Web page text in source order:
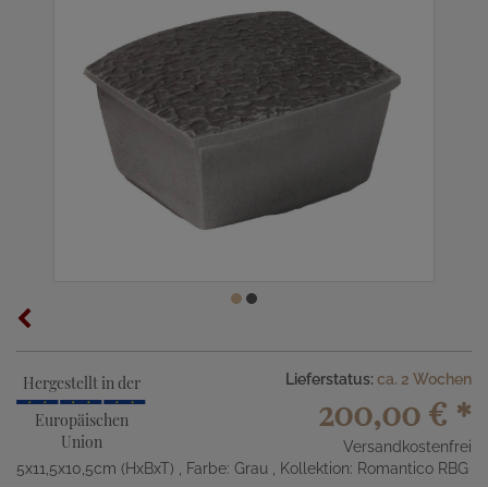
Hergestellt in der
Europäischen
Union
Lieferstatus: ca. 2 Wochen
200,00 € *
Versandkostenfrei
5x11,5x10,5cm (HxBxT)
, Farbe: Grau , Kollektion: Romantico RBG